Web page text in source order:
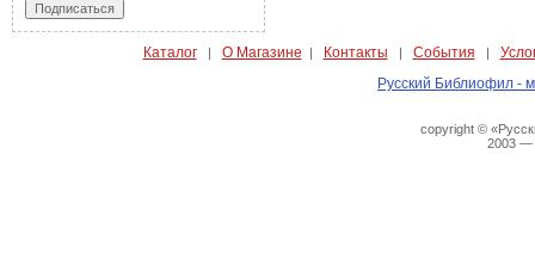
Каталог| О Магазине | Контакты | События |
Русский Библиофил -
copyright ©
2003 —